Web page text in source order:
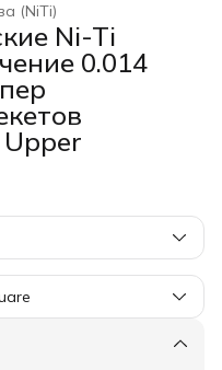
(NiTi)
Ni-Ti
0.014